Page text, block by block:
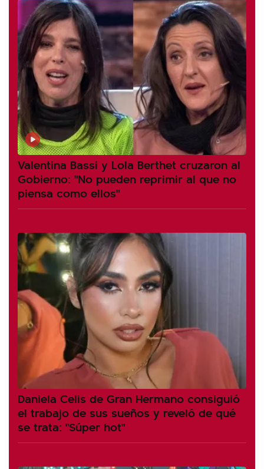
Valentina Bassi y Lola Berthet cruzaron al
Gobierno: "No pueden reprimir al que no
piensa como ellos"
Daniela Celis de Gran Hermano consiguió
el trabajo de sus sueños y reveló de qué
se trata: "Súper hot"